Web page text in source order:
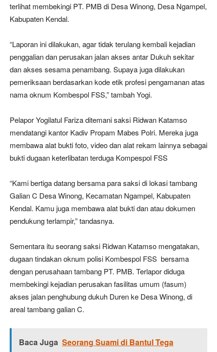
terlihat membekingi PT. PMB di Desa Winong, Desa Ngampel,
Kabupaten Kendal.
“Laporan ini dilakukan, agar tidak terulang kembali kejadian
penggalian dan perusakan jalan akses antar Dukuh sekitar
dan akses sesama penambang. Supaya juga dilakukan
pemeriksaan berdasarkan kode etik profesi pengamanan atas
nama oknum Kombespol FSS,” tambah Yogi.
Pelapor Yogilatul Fariza ditemani saksi Ridwan Katamso
mendatangi kantor Kadiv Propam Mabes Polri. Mereka juga
membawa alat bukti foto, video dan alat rekam lainnya sebagai
bukti dugaan keterlibatan terduga Kompespol FSS
“Kami bertiga datang bersama para saksi di lokasi tambang
Galian C Desa Winong, Kecamatan Ngampel, Kabupaten
Kendal. Kamu juga membawa alat bukti dan atau dokumen
pendukung terlampir,” tandasnya.
Sementara itu seorang saksi Ridwan Katamso mengatakan,
dugaan tindakan oknum polisi Kombespol FSS bersama
dengan perusahaan tambang PT. PMB. Terlapor diduga
membekingi kejadian perusakan fasilitas umum (fasum)
akses jalan penghubung dukuh Duren ke Desa Winong, di
areal tambang galian C.
Baca Juga Seorang Suami di Bantul Tega